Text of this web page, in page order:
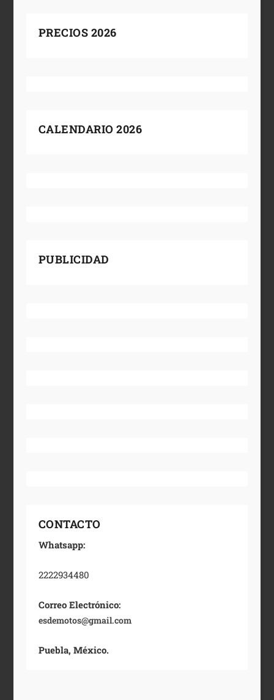
PRECIOS 2026
CALENDARIO 2026
PUBLICIDAD
CONTACTO
Whatsapp:
2222934480
Correo Electrónico:
esdemotos@gmail.com
Puebla, México.